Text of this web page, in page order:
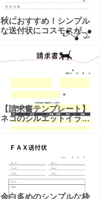
秋におすすめ！シンプル
な送付状にコスモスが上
品に描かれた、落ち着い
た印象のテンプレート！
無機質になりがちな書類
送付状にかわいいコスモ
スのイラストが添えられ
たワ
【請求書テンプレート】
ネコのシルエットイラス
トが入った、おしゃれで
ゃれな請求書の書式をお
探しの方におすすめする
テンプレートです。猫好
きに
余白多めのシンプルな枠